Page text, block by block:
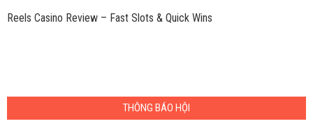
Reels Casino Review – Fast Slots & Quick Wins
THÔNG BÁO HỘI